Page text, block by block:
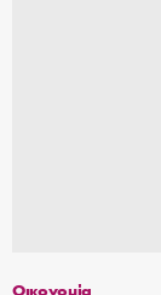
Οικονομία